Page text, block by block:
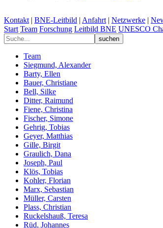
Kontakt | BNE-Leitbild | Anfahrt | Netzwerke |
Start Team Forschung Leitbild BNE UNESCO
Team
Siegmund, Alexander
Barty, Ellen
Bauer, Christiane
Bell, Silke
Ditter, Raimund
Fiene, Christina
Fischer, Simone
Gehrig, Tobias
Geyer, Matthias
Gille, Birgit
Graulich, Dana
Joseph, Paul
Klös, Tobias
Kohler, Florian
Marx, Sebastian
Müller, Carsten
Plass, Christian
Ruckelshauß, Teresa
Rüd, Johannes